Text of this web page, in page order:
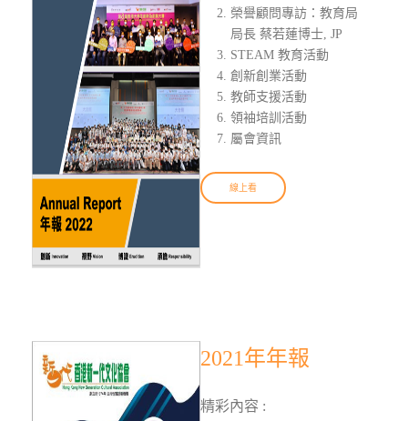
榮譽顧問專訪：教育局
局長 蔡若蓮博士, JP
STEAM 教育活動
創新創業活動
教師支援活動
領袖培訓活動
屬會資訊
線上看
2021年年報
精彩內容 :